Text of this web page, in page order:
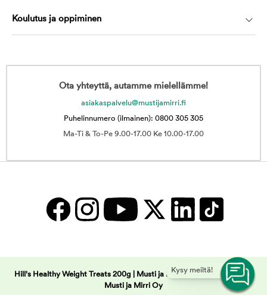
Kysy meiltä!
Koulutus ja oppiminen
Ota yhteyttä, autamme mielellämme!
asiakaspalvelu@mustijamirri.fi
Puhelinnumero (ilmainen): 0800 305 305
Ma-Ti & To-Pe 9.00-17.00 Ke 10.00-17.00
Hill's Healthy Weight Treats 200g | Musti ja Mirri - Copyright © 2025
Musti ja Mirri Oy